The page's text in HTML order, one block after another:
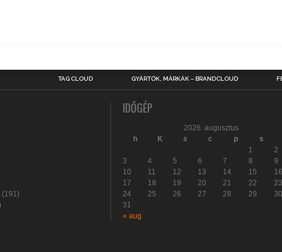
TAG CLOUD GYÁRTÓK, MÁRKÁK – BRANDCLOUD
(191)
IDŐGÉP
2026. augusztus
h
K s c p s
1
2
3
4 5 6 7 8
9
10
11 12 13 14 15
16
17
18 19 20 21 22
23
24
25 26 27 28 29
30
31
« aug